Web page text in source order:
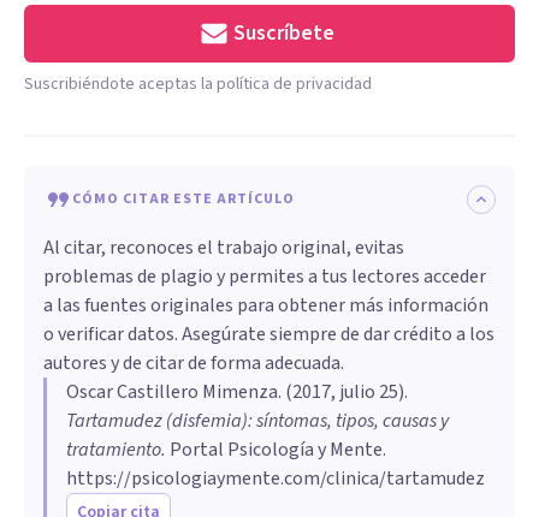
Suscríbete
Suscribiéndote aceptas la política de privacidad
CÓMO CITAR ESTE ARTÍCULO
Al citar, reconoces el trabajo original, evitas
problemas de plagio y permites a tus lectores acceder
a las fuentes originales para obtener más información
o verificar datos. Asegúrate siempre de dar crédito a los
autores y de citar de forma adecuada.
Oscar Castillero Mimenza. (2017, julio 25).
Tartamudez (disfemia): síntomas, tipos, causas y
tratamiento. Portal Psicología y Mente.
https://psicologiaymente.com/clinica/tartamudez
Copiar cita